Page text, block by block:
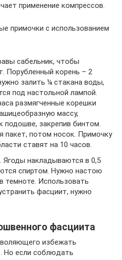
применение компрессов.
примочки с использованием
сабельник, чтобы
Порубленный корень – 2
залить ¼ стакана воды,
под настольной лампой.
размягченные корешки
массу,
подошве, закрепив бинтом.
пакет, потом носок. Примочку
ставят на 10 часов.
Ягоды накладываются в 0,5
спиртом. Нужно настою
темноте. Использовать
фасциит, нужно
фасциита
избежать
Но если соблюдать